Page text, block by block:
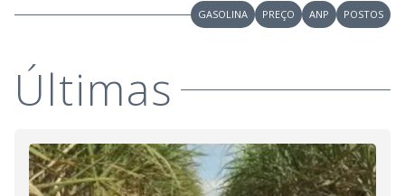
GASOLINA PREÇO ANP POSTOS
Últimas